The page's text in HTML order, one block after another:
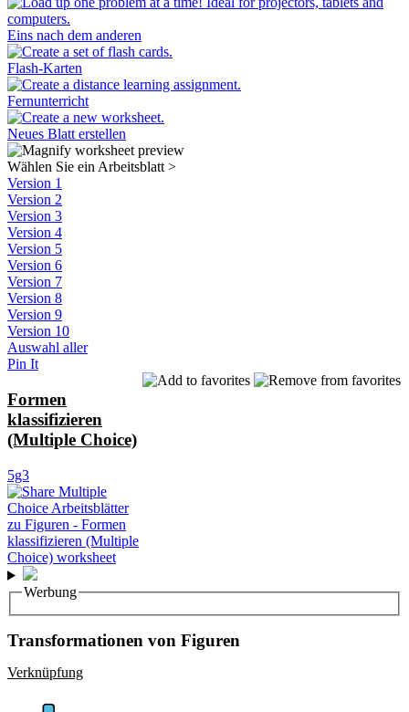
Eins nach dem anderen
Flash-Karten
Fernunterricht
Neues Blatt erstellen
Wählen Sie ein Arbeitsblatt >
Version 1
Version 2
Version 3
Version 4
Version 5
Version 6
Version 7
Version 8
Version 9
Version 10
Auswahl aller
Pin It
Formen
klassifizieren
(Multiple Choice)
5g3
Werbung
Transformationen von Figuren
Verknüpfung